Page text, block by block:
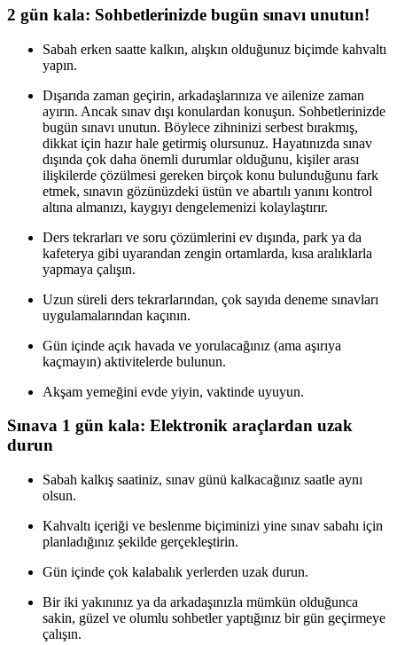
2 gün kala: Sohbetlerinizde bugün sınavı unutun!
Sabah erken saatte kalkın, alışkın olduğunuz biçimde kahvaltı
yapın.
Dışarıda zaman geçirin, arkadaşlarınıza ve ailenize zaman
ayırın. Ancak sınav dışı konulardan konuşun. Sohbetlerinizde
bugün sınavı unutun. Böylece zihninizi serbest bırakmış,
dikkat için hazır hale getirmiş olursunuz. Hayatınızda sınav
dışında çok daha önemli durumlar olduğunu, kişiler arası
ilişkilerde çözülmesi gereken birçok konu bulunduğunu fark
etmek, sınavın gözünüzdeki üstün ve abartılı yanını kontrol
altına almanızı, kaygıyı dengelemenizi kolaylaştırır.
Ders tekrarları ve soru çözümlerini ev dışında, park ya da
kafeterya gibi uyarandan zengin ortamlarda, kısa aralıklarla
yapmaya çalışın.
Uzun süreli ders tekrarlarından, çok sayıda deneme sınavları
uygulamalarından kaçının.
Gün içinde açık havada ve yorulacağınız (ama aşırıya
kaçmayın) aktivitelerde bulunun.
Akşam yemeğini evde yiyin, vaktinde uyuyun.
Sınava 1 gün kala: Elektronik araçlardan uzak
durun
Sabah kalkış saatiniz, sınav günü kalkacağınız saatle aynı
olsun.
Kahvaltı içeriği ve beslenme biçiminizi yine sınav sabahı için
planladığınız şekilde gerçekleştirin.
Gün içinde çok kalabalık yerlerden uzak durun.
Bir iki yakınınız ya da arkadaşınızla mümkün olduğunca
sakin, güzel ve olumlu sohbetler yaptığınız bir gün geçirmeye
çalışın.